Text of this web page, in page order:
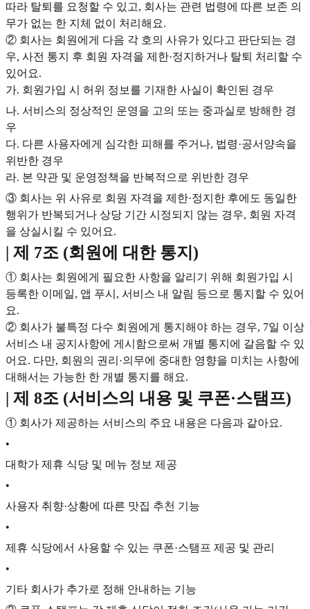
따라 탈퇴를 요청할 수 있고, 회사는 관련 법령에 따른 보존 의
무가 없는 한 지체 없이 처리해요.
② 회사는 회원에게 다음 각 호의 사유가 있다고 판단되는 경
우, 사전 통지 후 회원 자격을 제한·정지하거나 탈퇴 처리할 수
있어요.
가. 회원가입 시 허위 정보를 기재한 사실이 확인된 경우
나. 서비스의 정상적인 운영을 고의 또는 중과실로 방해한 경
우
다. 다른 사용자에게 심각한 피해를 주거나, 법령·공서양속을
위반한 경우
라. 본 약관 및 운영정책을 반복적으로 위반한 경우
③ 회사는 위 사유로 회원 자격을 제한·정지한 후에도 동일한
행위가 반복되거나 상당 기간 시정되지 않는 경우, 회원 자격
을 상실시킬 수 있어요.
| 제 7조 (회원에 대한 통지)
① 회사는 회원에게 필요한 사항을 알리기 위해 회원가입 시
등록한 이메일, 앱 푸시, 서비스 내 알림 등으로 통지할 수 있어
요.
② 회사가 불특정 다수 회원에게 통지해야 하는 경우, 7일 이상
서비스 내 공지사항에 게시함으로써 개별 통지에 갈음할 수 있
어요. 다만, 회원의 권리·의무에 중대한 영향을 미치는 사항에
대해서는 가능한 한 개별 통지를 해요.
| 제 8조 (서비스의 내용 및 쿠폰·스탬프)
① 회사가 제공하는 서비스의 주요 내용은 다음과 같아요.
•
대학가 제휴 식당 및 메뉴 정보 제공
•
사용자 취향·상황에 따른 맛집 추천 기능
•
제휴 식당에서 사용할 수 있는 쿠폰·스탬프 제공 및 관리
•
기타 회사가 추가로 정해 안내하는 기능